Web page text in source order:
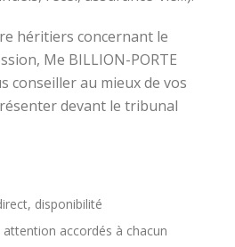
héritiers concernant le
Me BILLION-PORTE
conseiller au mieux de vos
devant le tribunal
disponibilité
attention accordés à chacun